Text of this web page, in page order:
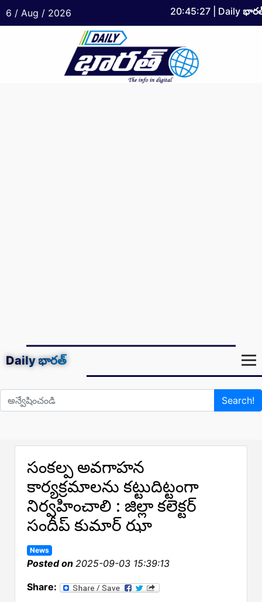
6 / Aug / 2026 20:45:27 | Daily
Dailyభారత్
Search!
సంకల్ప అవగాహన
కార్యక్రమాలను కట్టుదిట్టంగా
నిర్వహించాలి : జిల్లా కలెక్టర్
సందీప్ కుమార్ ఝా
News
Posted on 2025-09-03 15:39:13
Share: